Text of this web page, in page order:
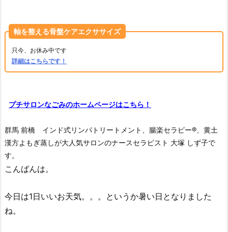
軸を整える骨盤ケアエクササイズ
只今、お休み中です
詳細はこちらです！
プチサロンなごみのホームページはこちら！
群馬 前橋 インド式リンパトリートメント、腸楽セラピー®︎、黄土
漢方よもぎ蒸しが大人気サロンのナースセラピスト 大塚 しず子で
す。
こんばんは。
今日は1日いいお天気。。。というか暑い日となりました
ね。